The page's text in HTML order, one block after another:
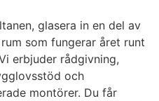
glasera in en del av
som fungerar året runt
erbjuder rådgivning,
och
montörer. Du får